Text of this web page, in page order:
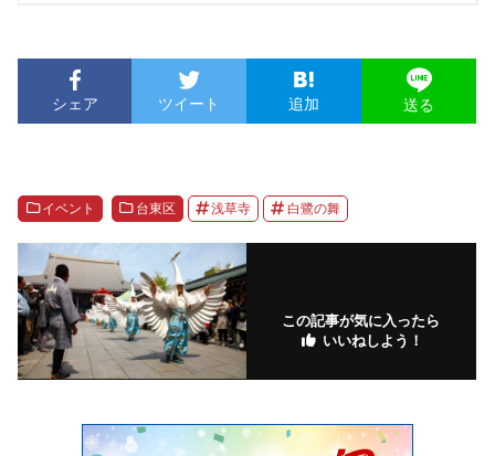
シェア ツイート 追加 送る
イベント 台東区 浅草寺 白鷺の舞
この記事が気に入ったら
いいねしよう！